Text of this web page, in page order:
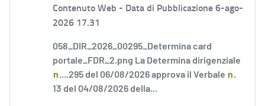
Contenuto Web - Data di Pubblicazione 6-ago-
2026 17.31
058_DIR_2026_00295_Determina card
portale_FDR_2.png La Determina dirigenziale
n....295 del 06/08/2026 approva il Verbale n.
13 del 04/08/2026 della...